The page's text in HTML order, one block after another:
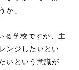
か」
る学校ですが、主
ンジしたいとい
いという意識が